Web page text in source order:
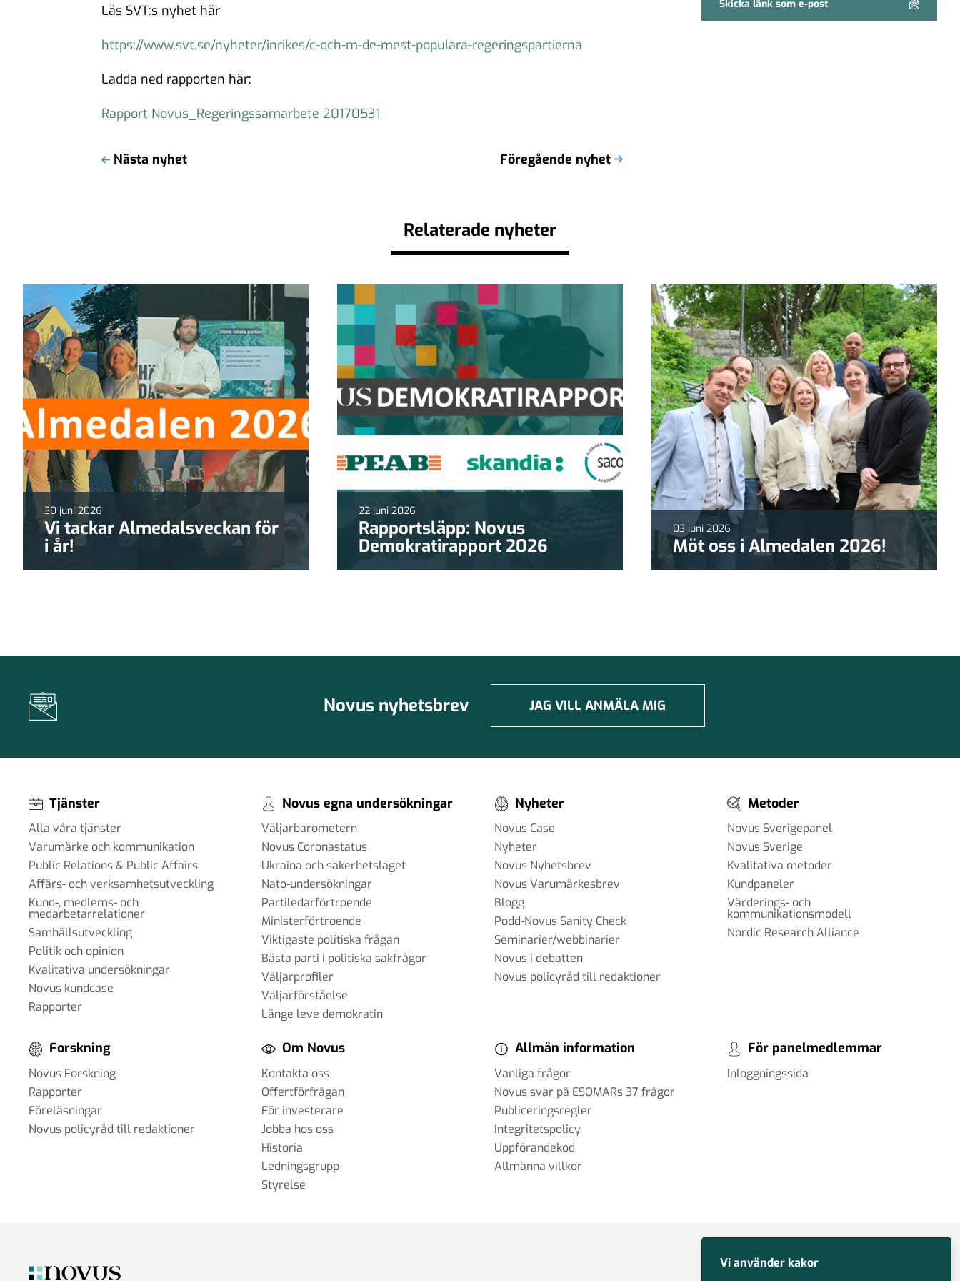
Läs SVT:s nyhet här
https://www.svt.se/nyheter/inrikes/c-och-m-de-mest-populara-regeringspartierna
Ladda ned rapporten här:
Rapport Novus_Regeringssamarbete 20170531
Nästa nyhet Föregående nyhet
Skicka länk som e-post
Relaterade nyheter
30 juni 2026
Vi tackar Almedalsveckan för
i år!
22 juni 2026
Rapportsläpp: Novus
Demokratirapport 2026
03 juni 2026
Möt oss i Almedalen 2026!
Novus nyhetsbrev JAG VILL ANMÄLA MIG
Tjänster
Alla våra tjänster
Varumärke och kommunikation
Public Relations & Public Affairs
Affärs- och verksamhetsutveckling
Kund-, medlems- och
medarbetarrelationer
Samhällsutveckling
Politik och opinion
Kvalitativa undersökningar
Novus kundcase
Rapporter
Novus egna undersökningar
Väljarbarometern
Novus Coronastatus
Ukraina och säkerhetsläget
Nato-undersökningar
Partiledarförtroende
Ministerförtroende
Viktigaste politiska frågan
Bästa parti i politiska sakfrågor
Väljarprofiler
Väljarförståelse
Länge leve demokratin
Nyheter
Novus Case
Nyheter
Novus Nyhetsbrev
Novus Varumärkesbrev
Blogg
Podd-Novus Sanity Check
Seminarier/webbinarier
Novus i debatten
Novus policyråd till redaktioner
Metoder
Novus Sverigepanel
Novus Sverige
Kvalitativa metoder
Kundpaneler
Värderings- och
kommunikationsmodell
Nordic Research Alliance
Forskning
Novus Forskning
Rapporter
Föreläsningar
Novus policyråd till redaktioner
Om Novus
Kontakta oss
Offertförfrågan
För investerare
Jobba hos oss
Historia
Ledningsgrupp
Styrelse
Allmän information
Vanliga frågor
Novus svar på ESOMARs 37 frågor
Publiceringsregler
Integritetspolicy
Uppförandekod
Allmänna villkor
För panelmedlemmar
Inloggningssida
Vi använder kakor